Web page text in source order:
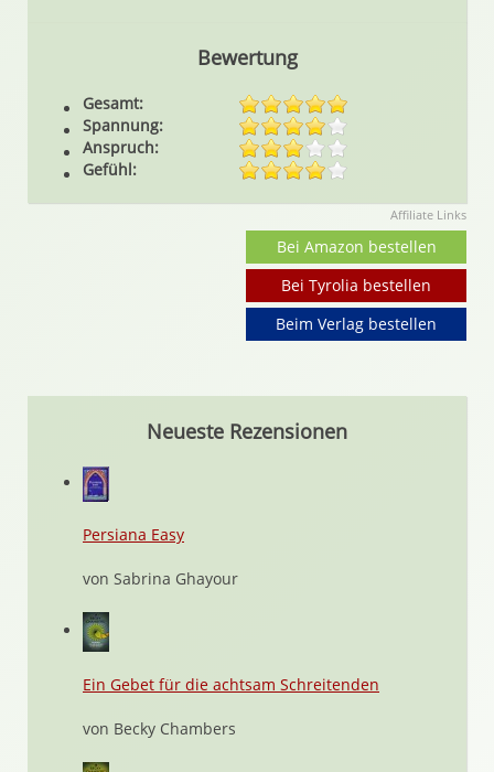
Bewertung
Gesamt:
Spannung:
Anspruch:
Gefühl:
Affiliate Links
Bei Amazon bestellen
Bei Tyrolia bestellen
Beim Verlag bestellen
Neueste Rezensionen
Persiana Easy
von Sabrina Ghayour
Ein Gebet für die achtsam Schreitenden
von Becky Chambers